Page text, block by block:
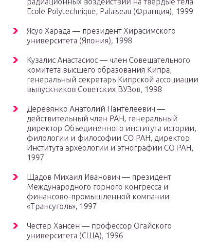
Ecole Polytechnique, Palaiseau (Франция), 1999
Ясуо Харада — президент Хирасимского
университета (Япония), 1998
Кузалис Анастасиос — член Совещательного
комитета высшего образования Кипра,
генеральный секретарь Кипрской ассоциации
выпускников Советских ВУЗов, 1998
Деревянко Анатолий Пантелеевич —
действительный член РАН, генеральный
директор Объединенного института истории,
филологии и философии СО РАН, директор
Института археологии и этнографии СО РАН,
1997
Щадов Михаил Иванович — президент
Международного горного конгресса и
финансово-промышленной компании
«Трансуголь», 1997
Честер Хансен — профессор Огайского
университета (США), 1996